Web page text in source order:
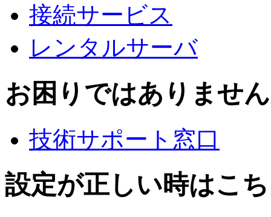
接続サービス
レンタルサーバ
お困りではありませ
技術サポート窓口
設定が正しい時はこ